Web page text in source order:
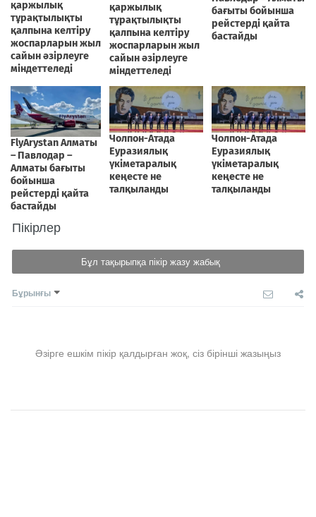
Пікірлер
Бұл тақырыпқа пікір жазу жабық
Бұрынғы
Әзірге ешкім пікір қалдырған жоқ, сіз бірінші жазыңыз